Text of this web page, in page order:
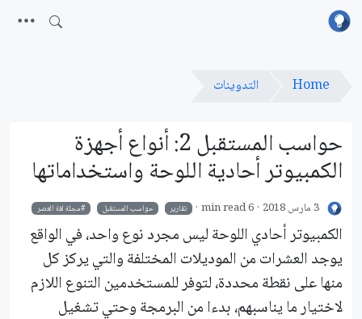
Home التدوينات
حواسب المستقبل 2: أنواع أجهزة
الكمبيوتر أحادية اللوحة واستخداماتها
3 مارس 2018 6 min read تقارير حواسب المستقبل مجلة لغة العصر
الكمبيوتر أحادي اللوحة ليس مجرد نوع واحد، في الواقع
يوجد العشرات من الموديلات المختلفة والتي يركز كل
منها على نقطة محددة، لتوفر للمستخدمين التنوع اللازم
لاختيار ما يناسبهم، بدءا من البرمجة وحتي تشغيل